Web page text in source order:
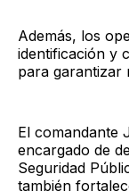
Además, los
identificación y
para garantizar
El comandante
encargado de
Seguridad
también